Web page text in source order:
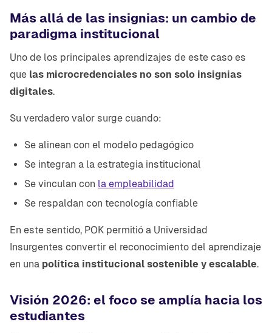
Más allá de las insignias: un cambio de
paradigma institucional
Uno de los principales aprendizajes de este caso es
que las microcredenciales no son solo insignias
digitales.
Su verdadero valor surge cuando:
Se alinean con el modelo pedagógico
Se integran a la estrategia institucional
Se vinculan con la empleabilidad
Se respaldan con tecnología confiable
En este sentido, POK permitió a Universidad
Insurgentes convertir el reconocimiento del aprendizaje
en una política institucional sostenible y escalable.
Visión 2026: el foco se amplía hacia los
estudiantes